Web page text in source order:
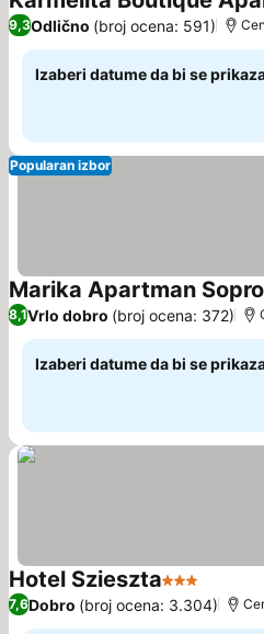
9,3Odlično (broj ocena: 591)
Izaberi datume da bi se
Popularan izbor
Marika Apartman
8,1Vrlo dobro (broj ocena: 372)
Izaberi datume da bi se
Hotel Szieszta3 Zvezdice
7,6Dobro (broj ocena: 3.304)